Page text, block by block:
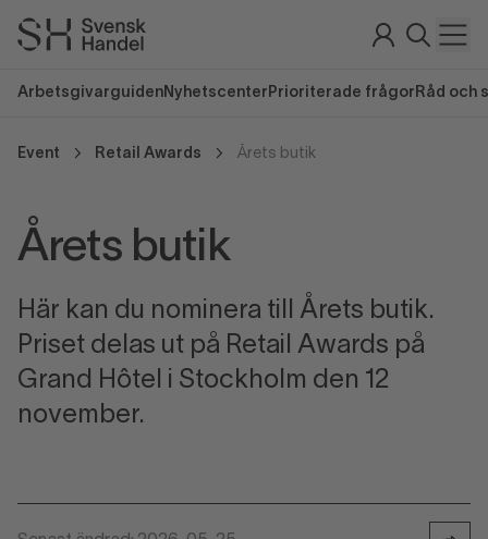
Arbetsgivarguiden Nyhetscenter Prioriterade frågor Råd och
Event Retail Awards Årets butik
Årets butik
Här kan du nominera till Årets butik.
Priset delas ut på Retail Awards på
Grand Hôtel i Stockholm den 12
november.